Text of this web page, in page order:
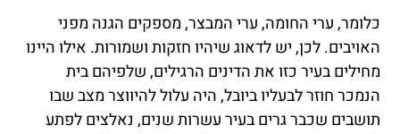
כלומר, ערי החומה, ערי המבצר, מספקים הגנה מפני
האויבים. לכן, יש לדאוג שיהיו חזקות ושמורות. אילו היינו
מחילים בעיר כזו את הדינים הרגילים, שלפיהם בית
הנמכר חוזר לבעליו ביובל, היה עלול להיווצר מצב שבו
תושבים שכבר גרים בעיר עשרות שנים, נאלצים לפתע